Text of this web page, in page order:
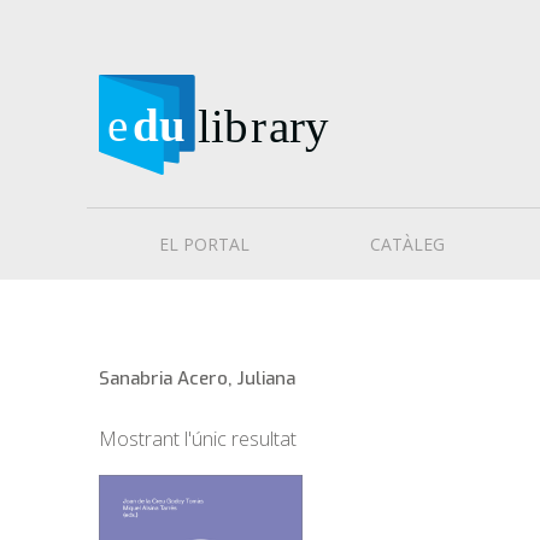
EL PORTAL CATÀLEG
Sanabria Acero, Juliana
Mostrant l'únic resultat